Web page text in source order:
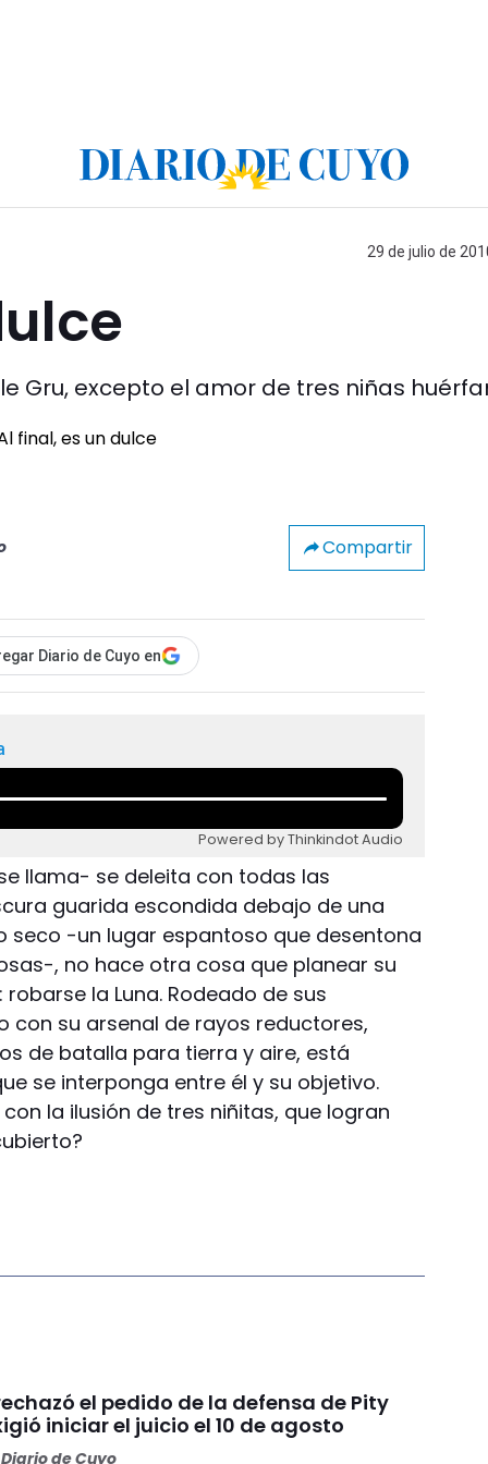
29 de julio de
Gru, excepto el amor de tres niñas
Compartir
Diario de Cuyo en
Powered by Thinkindot Audio
llama- se deleita con todas las
guarida escondida debajo de una
-un lugar espantoso que desentona
, no hace otra cosa que planear su
la Luna. Rodeado de sus
con su arsenal de rayos reductores,
de batalla para tierra y aire, está
se interponga entre él y su objetivo.
la ilusión de tres niñitas, que logran
el pedido de la defensa de Pity
iniciar el juicio el 10 de agosto
de Cuyo